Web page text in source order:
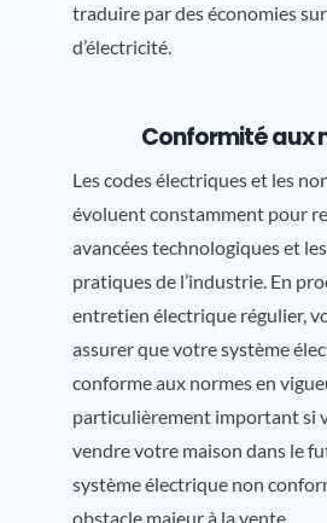
traduire par des économies
d’électricité.
Conformité aux
Les codes électriques et les
évoluent constamment pour
avancées technologiques et
pratiques de l’industrie. En
entretien électrique régulier,
assurer que votre système
conforme aux normes en
particulièrement important si
vendre votre maison dans le
système électrique non
obstacle majeur à la vente.